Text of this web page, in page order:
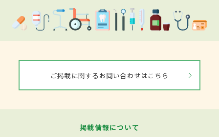
ご掲載に関するお問い合わせはこちら
掲載情報について